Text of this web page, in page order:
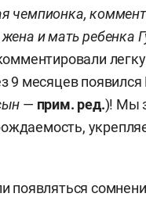
чемпионка,
и мать ребенка
9 месяцев
— прим. ред.)! Мы
появляться